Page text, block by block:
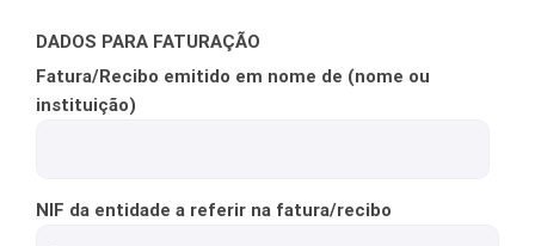
DADOS PARA FATURAÇÃO
Fatura/Recibo emitido em nome de (nome ou
instituição)
NIF da entidade a referir na fatura/recibo